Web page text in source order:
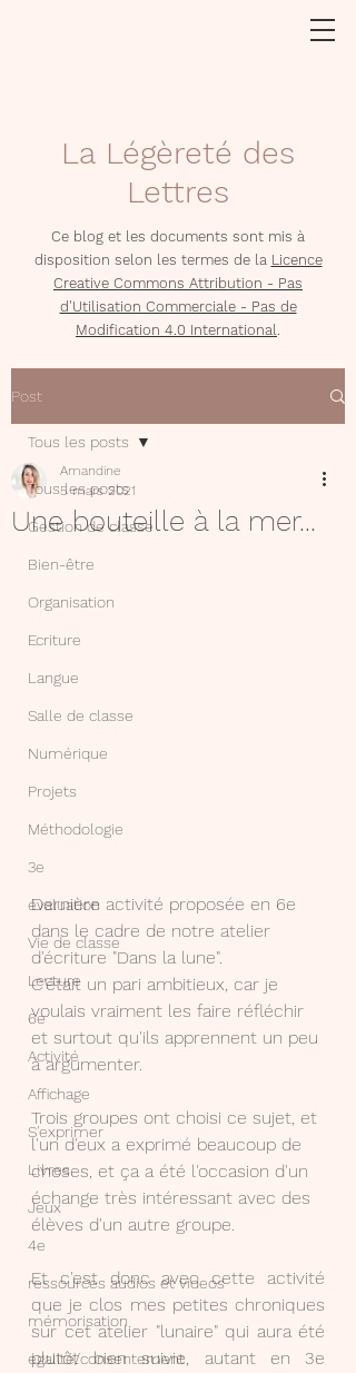
La Légèreté des
Lettres
Ce blog et les documents sont mis à
disposition selon les termes de la Licence
Creative Commons Attribution - Pas
d'Utilisation Commerciale - Pas de
Modification 4.0 International.
Post
Tous les posts
Gestion de classe
Bien-être
Organisation
Ecriture
Langue
Salle de classe
Numérique
Projets
Méthodologie
3e
évaluation
Vie de classe
Lecture
6e
Activité
Affichage
S'exprimer
Livres
Jeux
4e
ressources audios et videos
mémorisation
égalité/consentement
Tous les posts
Une bouteille à la mer...
Amandine
5 mars 2021
Dernière activité proposée en 6e
dans le cadre de notre atelier
d'écriture "Dans la lune".
C'était un pari ambitieux, car je
voulais vraiment les faire réfléchir
et surtout qu'ils apprennent un peu
à argumenter.
Trois groupes ont choisi ce sujet, et
l'un d'eux a exprimé beaucoup de
choses, et ça a été l'occasion d'un
échange très intéressant avec des
élèves d'un autre groupe.
Et c'est donc avec cette activité
que je clos mes petites chroniques
sur cet atelier "lunaire" qui aura été
plutôt bien suivie, autant en 3e